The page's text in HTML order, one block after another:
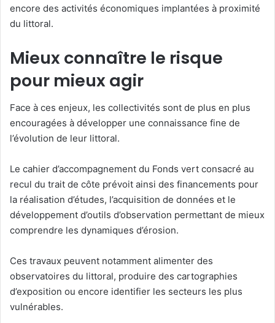
encore des activités économiques implantées à proximité
du littoral.
Mieux connaître le risque
pour mieux agir
Face à ces enjeux, les collectivités sont de plus en plus
encouragées à développer une connaissance fine de
l’évolution de leur littoral.
Le cahier d’accompagnement du Fonds vert consacré au
recul du trait de côte prévoit ainsi des financements pour
la réalisation d’études, l’acquisition de données et le
développement d’outils d’observation permettant de mieux
comprendre les dynamiques d’érosion.
Ces travaux peuvent notamment alimenter des
observatoires du littoral, produire des cartographies
d’exposition ou encore identifier les secteurs les plus
vulnérables.